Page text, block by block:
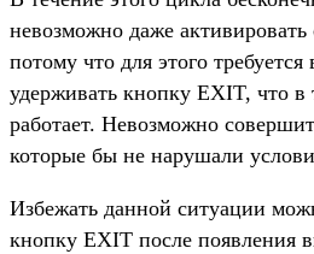
невозможно даже активировать
потому что для этого
удерживать кнопку EXIT, что в
работает. Невозможно
которые бы не нарушали
Избежать данной ситуации
кнопку EXIT после появления